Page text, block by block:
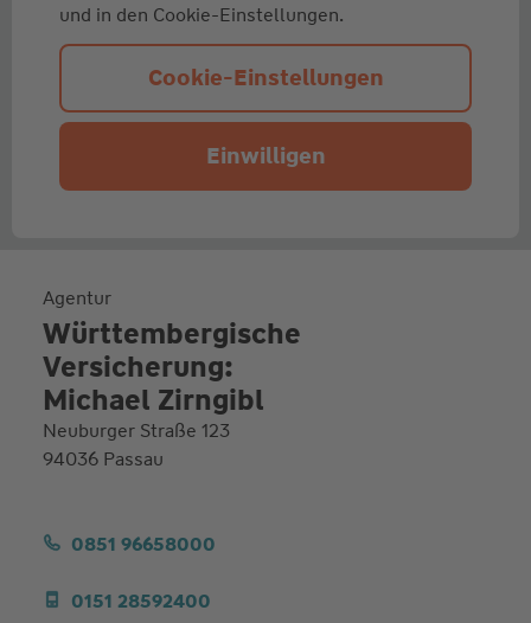
und in den Cookie-Einstellungen.
Cookie-Einstellungen
Einwilligen
Agentur
Württembergische
Versicherung:
Michael Zirngibl
Neuburger Straße 123
94036 Passau
0851 96658000
0151 28592400